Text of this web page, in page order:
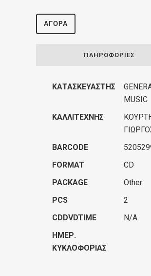
ΑΓΟΡΆ
ΠΛΗΡΟΦΟΡΊΕΣ
ΚΑΤΑΣΚΕΥΑΣΤΉΣ
MUSIC
ΚΑΛΛΙΤΈΧΝΗΣ
BARCODE
FORMAT
CD
PACKAGE
Other
PCS
2
CDDVDTIME
N/A
ΗΜΕΡ.
ΚΥΚΛΟΦΟΡΊΑΣ